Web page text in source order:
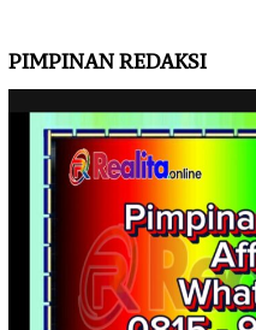
PIMPINAN REDAKSI